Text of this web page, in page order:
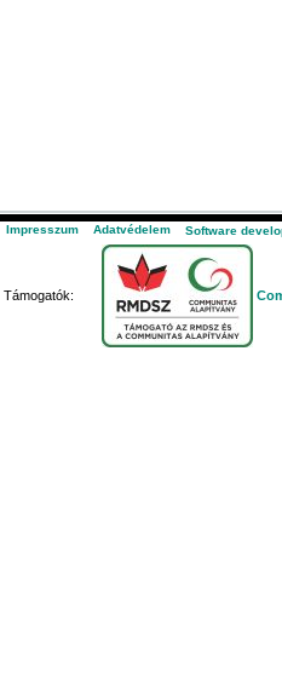
Impresszum Adatvédelem Software
Támogatók: